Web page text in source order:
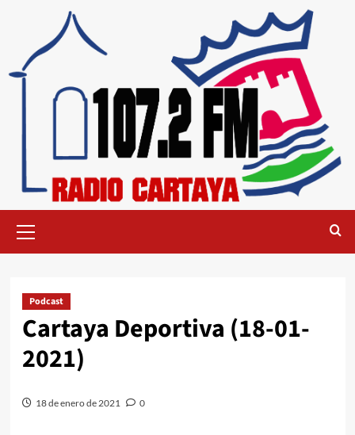
Podcast
Cartaya Deportiva (18-01-
2021)
18 de enero de 2021 0